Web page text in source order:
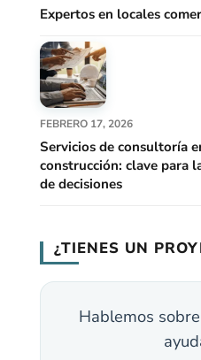
Expertos en locales
FEBRERO 17, 2026
Servicios de consultoría
construcción: clave para
de decisiones
¿TIENES UN
Hablemos